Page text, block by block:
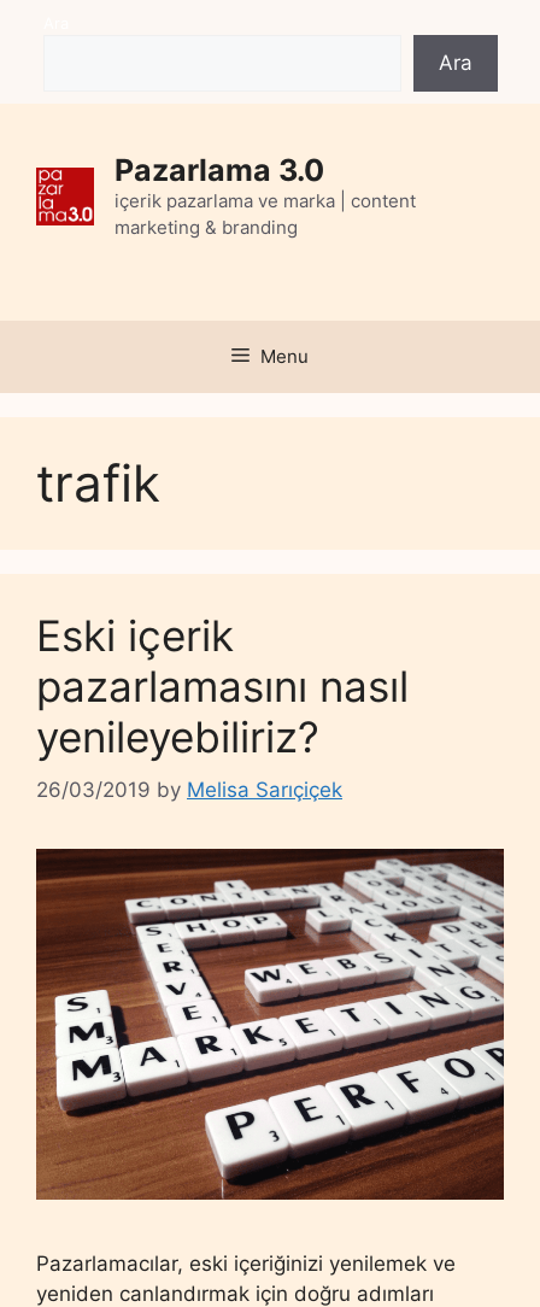
Ara
Pazarlama 3.0
içerik pazarlama ve marka | content
marketing & branding
Menu
trafik
Eski içerik
pazarlamasını nasıl
yenileyebiliriz?
26/03/2019 by Melisa Sarıçiçek
Pazarlamacılar, eski içeriğinizi yenilemek ve
yeniden canlandırmak için doğru adımları